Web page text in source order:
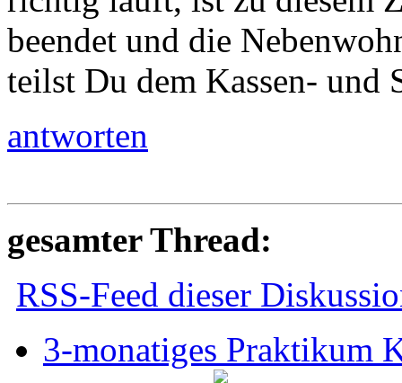
beendet und die
teilst Du dem Kassen- und
antworten
gesamter Thread:
RSS-Feed dieser
3-monatiges Praktikum